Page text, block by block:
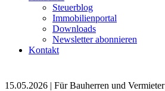
Steuerblog
Immobilienportal
Downloads
Newsletter abonnieren
Kontakt
15.05.2026 | Für Bauherren und Vermieter